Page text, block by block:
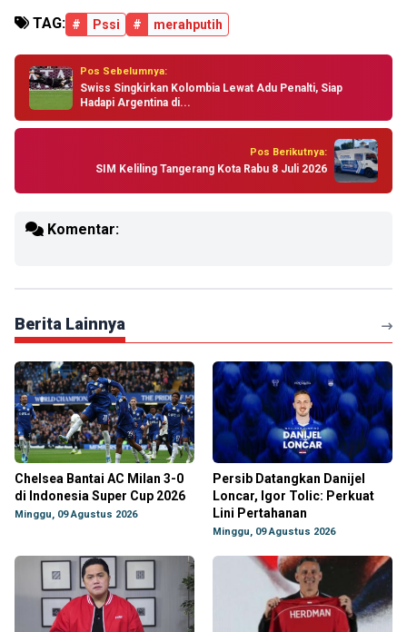
TAG: # Pssi # merahputih
Pos Sebelumnya:
Swiss Singkirkan Kolombia Lewat Adu Penalti, Siap
Hadapi Argentina di...
Pos Berikutnya:
SIM Keliling Tangerang Kota Rabu 8 Juli 2026
Komentar:
Berita Lainnya
Chelsea Bantai AC Milan 3-0
di Indonesia Super Cup 2026
Minggu, 09 Agustus 2026
Persib Datangkan Danijel
Loncar, Igor Tolic: Perkuat
Lini Pertahanan
Minggu, 09 Agustus 2026